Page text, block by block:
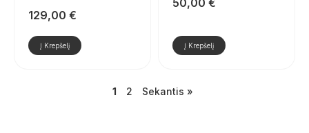
129,00 €
Į Krepšelį Į Krepšelį
1 2 Sekantis »